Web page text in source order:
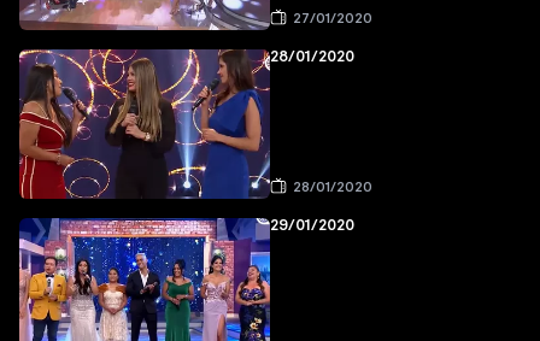
27/01/2020
28/01/2020
28/01/2020
29/01/2020